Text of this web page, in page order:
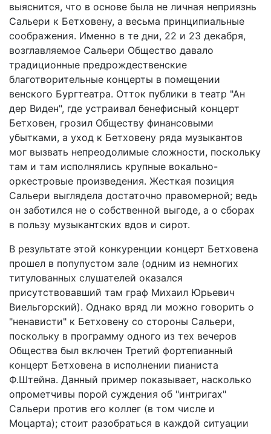
выяснится, что в основе была не личная неприязнь
Сальери к Бетховену, а весьма принципиальные
соображения. Именно в те дни, 22 и 23 декабря,
возглавляемое Сальери Общество давало
традиционные предрождественские
благотворительные концерты в помещении
венского Бургтеатра. Отток публики в театр "Ан
дер Виден", где устраивал бенефисный концерт
Бетховен, грозил Обществу финансовыми
убытками, а уход к Бетховену ряда музыкантов
мог вызвать непреодолимые сложности, поскольку
там и там исполнялись крупные вокально-
оркестровые произведения. Жесткая позиция
Сальери выглядела достаточно правомерной; ведь
он заботился не о собственной выгоде, а о сборах
в пользу музыкантских вдов и сирот.
В результате этой конкуренции концерт Бетховена
прошел в попупустом зале (одним из немногих
титулованных слушателей оказался
присутствовавший там граф Михаил Юрьевич
Виельгорский). Однако вряд ли можно говорить о
"ненависти" к Бетховену со стороны Сальери,
поскольку в программу одного из тех вечеров
Общества был включен Третий фортепианный
концерт Бетховена в исполнении пианиста
Ф.Штейна. Данный пример показывает, насколько
опрометчивы порой суждения об "интригах"
Сальери против его коллег (в том числе и
Моцарта); стоит разобраться в каждой ситуации